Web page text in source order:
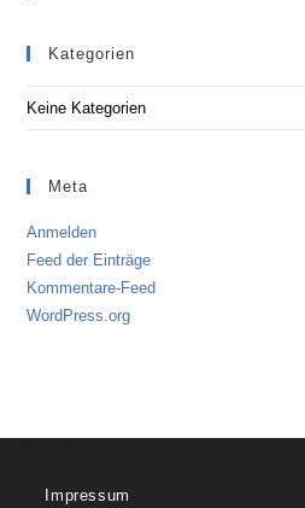
Kategorien
Keine Kategorien
Meta
Anmelden
Feed der Einträge
Kommentare-Feed
WordPress.org
Impressum